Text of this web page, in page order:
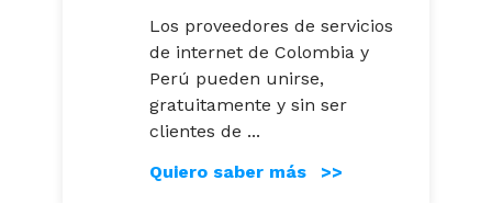
Los proveedores de servicios
de internet de Colombia y
Perú pueden unirse,
gratuitamente y sin ser
clientes de ...
Quiero saber más >>